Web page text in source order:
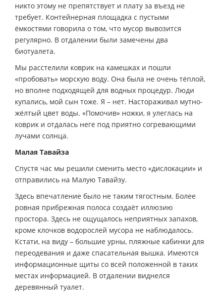
никто этому не препятствует и плату за въезд не
требует. Контейнерная площадка с пустыми
ёмкостями говорила о том, что мусор вывозится
регулярно. В отдалении были замечены два
биотуалета.
Мы расстелили коврик на камешках и пошли
«пробовать» морскую воду. Она была не очень тёплой,
но вполне подходящей для водных процедур. Люди
купались, мой сын тоже. Я – нет. Настораживал мутно-
жёлтый цвет воды. «Помочив» ножки, я улеглась на
коврик и отдалась неге под приятно согревающими
лучами солнца.
Малая Тавайза
Спустя час мы решили сменить место «дислокации» и
отправились на Малую Тавайзу.
Здесь впечатление было не таким тягостным. Более
ровная прибрежная полоса создаёт иллюзию
простора. Здесь не ощущалось неприятных запахов,
кроме клочков водорослей мусора не наблюдалось.
Кстати, на виду – большие урны, пляжные кабинки для
переодевания и даже спасательная вышка. Имеются
информационные щиты со всей положенной в таких
местах информацией. В отдалении виднелся
деревянный туалет.